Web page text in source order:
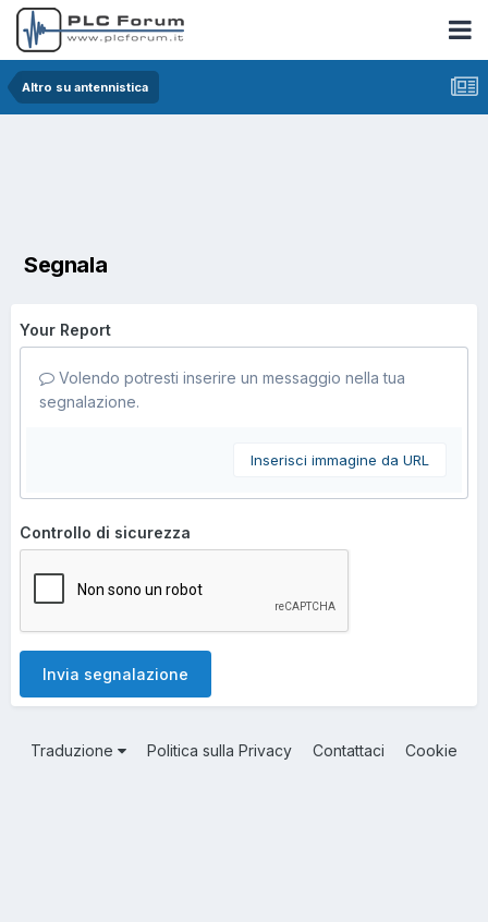
Altro su antennistica
Segnala
Your Report
Volendo potresti inserire un messaggio nella tua
segnalazione.
Inserisci immagine da URL
Controllo di sicurezza
Invia segnalazione
Traduzione Politica sulla Privacy Contattaci Cookie